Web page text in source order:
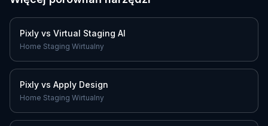
Pixly vs Virtual Staging AI
Home Staging Wirtualny
Pixly vs Apply Design
Home Staging Wirtualny